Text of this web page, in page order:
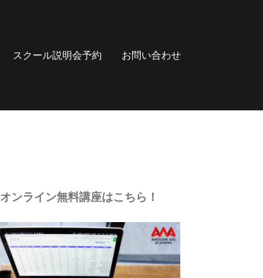
スクール説明会予約 お問い合わせ
オンライン無料講座はこちら！